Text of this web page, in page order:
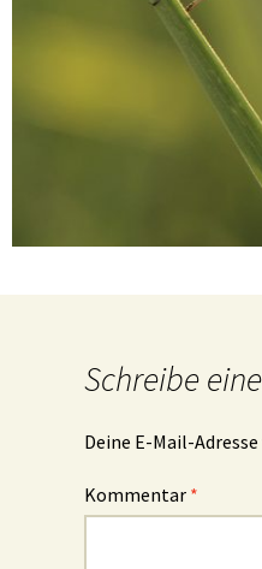
Schreibe
Deine E-Mail-
Kommentar *